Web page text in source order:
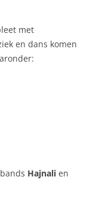
met
en dans komen
Hajnali en